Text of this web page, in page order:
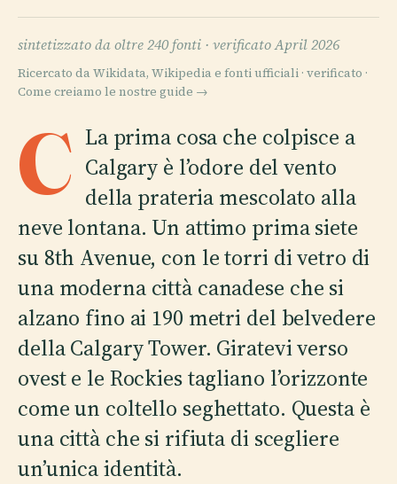
sintetizzato da oltre 240 fonti · verificato April 2026
Ricercato da Wikidata, Wikipedia e fonti ufficiali · verificato ·
Come creiamo le nostre guide →
C La prima cosa che colpisce a
Calgary è l’odore del vento
della prateria mescolato alla
neve lontana. Un attimo prima siete
su 8th Avenue, con le torri di vetro di
una moderna città canadese che si
alzano fino ai 190 metri del belvedere
della Calgary Tower. Giratevi verso
ovest e le Rockies tagliano l’orizzonte
come un coltello seghettato. Questa è
una città che si rifiuta di scegliere
un’unica identità.